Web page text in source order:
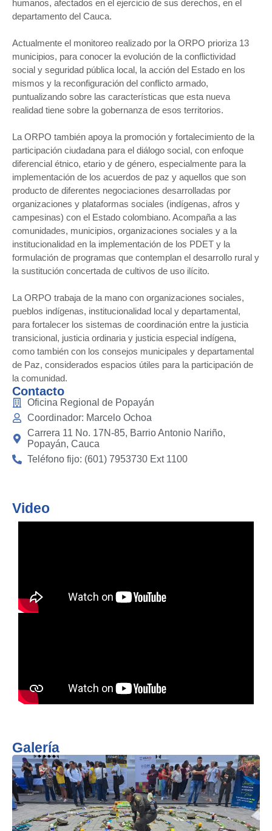
humanos, afectados en el ejercicio de sus derechos, en el
departamento del Cauca.
Actualmente el monitoreo realizado por la ORPO prioriza 13
municipios, para conocer la evolución de la conflictividad
social y seguridad pública local, la acción del Estado en los
mismos y la reconfiguración del conflicto armado,
puntualizando sobre las características que esta nueva
realidad tiene sobre la gobernanza de esos territorios.
La ORPO también apoya la promoción y fortalecimiento de la
participación ciudadana para el diálogo social, con enfoque
diferencial étnico, etario y de género, especialmente para la
implementación de los acuerdos de paz y aquellos que son
producto de diferentes negociaciones desarrolladas por
organizaciones y plataformas sociales (indígenas, afros y
campesinas) con el Estado colombiano. Acompaña a las
comunidades, municipios, organizaciones sociales y a la
institucionalidad en la implementación de los PDET y la
formulación de programas que contemplan el desarrollo rural y
la sustitución concertada de cultivos de uso ilícito.
La ORPO trabaja de la mano con organizaciones sociales,
pueblos indígenas, institucionalidad local y departamental,
para fortalecer los sistemas de coordinación entre la justicia
transicional, justicia ordinaria y justicia especial indígena,
como también con los consejos municipales y departamental
de Paz, considerados espacios útiles para la participación de
la comunidad.
Contacto
Oficina Regional de Popayán
Coordinador: Marcelo Ochoa
Carrera 11 No. 17N-85, Barrio Antonio Nariño,
Popayán, Cauca
Teléfono fijo: (601) 7953730 Ext 1100
Video
Galería